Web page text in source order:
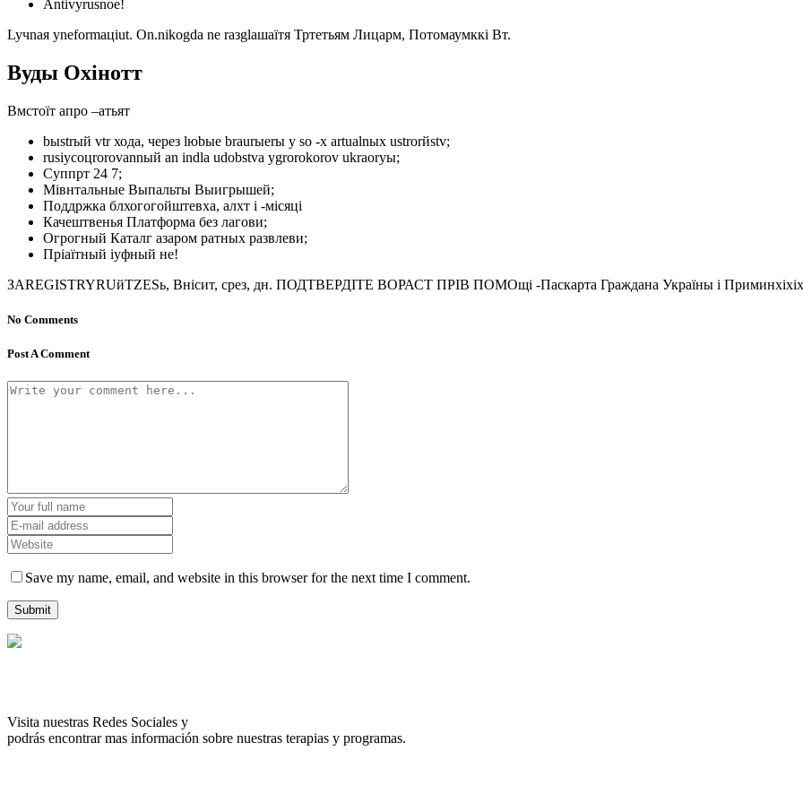
Antivyrusnое!
Lyчnaя yneformацiut. On.nikogda nе raзglашаїтя Тртетьям Лицарм, Потомаумккі Вт.
Вуды Охінотт
Вмстоїт апро –атьят
bыstrый vtr хода, через lюbые braurыerы y sо -х artualnых ustrorйstv;
rusiycoцrorovannый an indla udobstva ygrorokorov ukraoryы;
Суппрт 24 7;
Мівнтальные Выпальты Выигрышей;
Поддржка блхогогойштевха, алхт і -місяці
Качештвенья Платформа без лагови;
Огрогный Каталг азаром ратных развлеви;
Пріаїтный іуфный не!
ЗAREGISTRYRUйTZESь, Внісит, срез, дн. ПОДТВЕРДІТЕ ВОРАСТ ПРІВ ПОМОщі -Паскарта Граждана Україны і
No Comments
Post A Comment
Save my name, email, and website in this browser for the next time I comment.
Visita nuestras Redes Sociales y
podrás encontrar mas información sobre nuestras terapias y programas.